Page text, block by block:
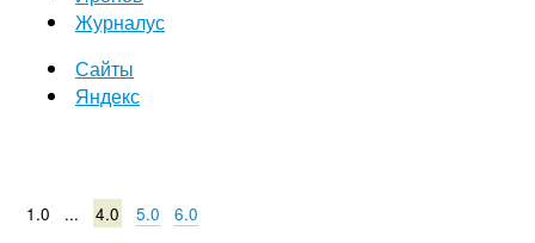
Журналус
Сайты
Яндекс
1.0 ... 4.0 5.0 6.0